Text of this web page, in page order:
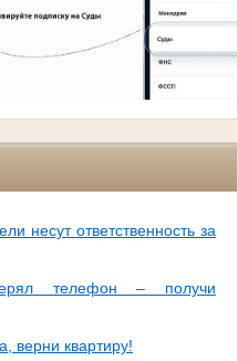
несут ответственность за
телефон – получи
верни квартиру!